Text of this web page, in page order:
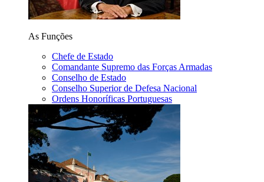
As Funções
Chefe de Estado
Comandante Supremo das Forças Armadas
Conselho de Estado
Conselho Superior de Defesa Nacional
Ordens Honoríficas Portuguesas